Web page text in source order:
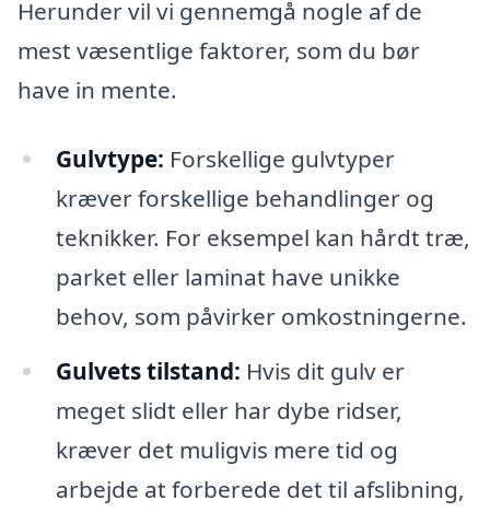
Herunder vil vi gennemgå nogle af de
mest væsentlige faktorer, som du bør
have in mente.
Gulvtype: Forskellige gulvtyper
kræver forskellige behandlinger og
teknikker. For eksempel kan hårdt træ,
parket eller laminat have unikke
behov, som påvirker omkostningerne.
Gulvets tilstand: Hvis dit gulv er
meget slidt eller har dybe ridser,
kræver det muligvis mere tid og
arbejde at forberede det til afslibning,